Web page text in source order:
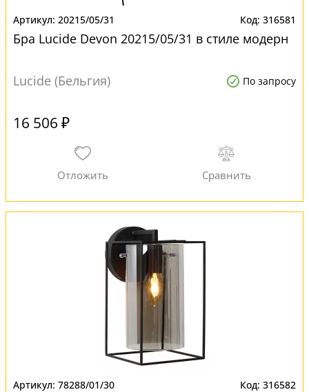
20215/05/31 316581
Бра Lucide Devon 20215/05/31 в стиле модерн
Lucide (Бельгия) По запросу
16 506 ₽
78288/01/30 316582